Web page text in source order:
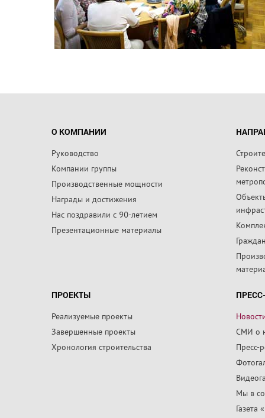
О КОМПАНИИ
Руководство
Компании группы
Производственные мощности
Награды и достижения
Нас поздравили с 90-летием
Презентационные материалы
ПРОЕКТЫ
Реализуемые проекты
Завершенные проекты
Хронология строительства
СМИ о
Пресс-
Мы в
Газета